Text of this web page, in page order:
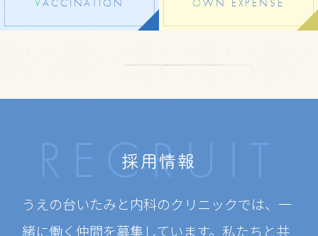
V ACCINATION O WN EXPENSE
RECRUIT
採用情報
うえの台いたみと内科のクリニックでは、 一